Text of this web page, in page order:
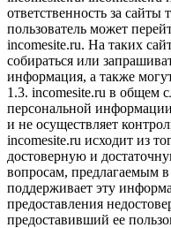
ответственность за сайты
пользователь может
incomesite.ru. На таких
собираться или
информация, а также
1.3. incomesite.ru в общем
персональной
и не осуществляет
incomesite.ru исходит из
достоверную и
вопросам, предлагаемым
поддерживает эту
предоставления
предоставивший ее